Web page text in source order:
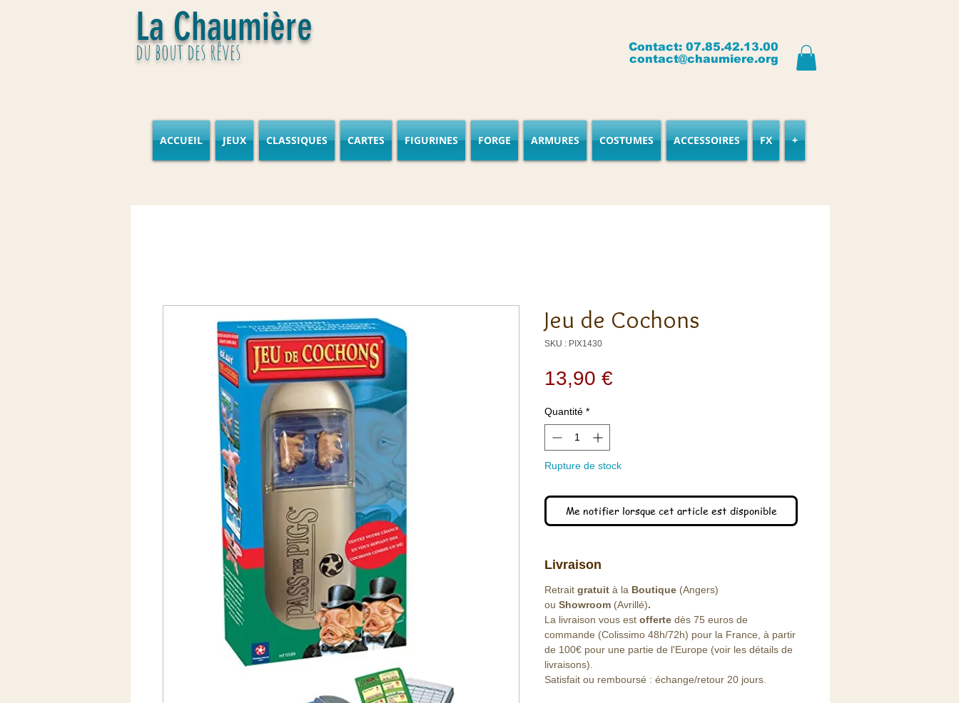
La Chaumière
du bout des rêves
Contact: 07.85.42.13.00
contact@chaumiere.org
ACCUEIL JEUX CLASSIQUES CARTES FIGURINES FORGE ARMURES COSTUMES ACCESSOIRES FX +
Jeu de Cochons
SKU : PIX1430
13,90 €
Quantité *
Rupture de stock
Me notifier lorsque cet article est disponible
Livraison
Retrait gratuit à la Boutique (Angers)
ou Showroom (Avrillé).
La livraison vous est offerte dès 75 euros de
commande (Colissimo 48h/72h) pour la France, à partir
de 100€ pour une partie de l'Europe (voir les détails de
livraisons).
Satisfait ou remboursé : échange/retour 20 jours.